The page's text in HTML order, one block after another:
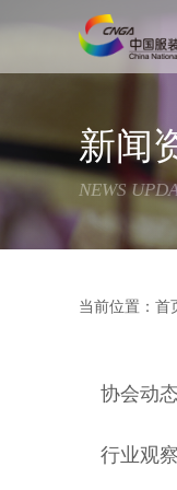
新闻
NEWS
当前位置： 首
协会动态
行业观察